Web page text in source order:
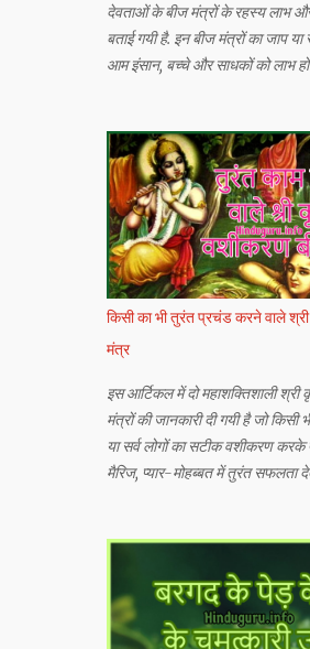
देवताओं के बीज मंत्रों के रहस्य लाभ
बताई गयी है. इन बीज मंत्रों का जाप
आम इंसान, बच्चे और साधकों को लाभ
किसी का भी तुरंत प्रचंड करने वाले
मंत्र
इस आर्टिकल में दो महाशक्तिशाली
मंत्रों की जानकारी दी गयी है जो किसी
या सर्व लोगों का सटीक वशीकरण
मैरिज, प्यार-मोहब्बत में तुरंत सफलता